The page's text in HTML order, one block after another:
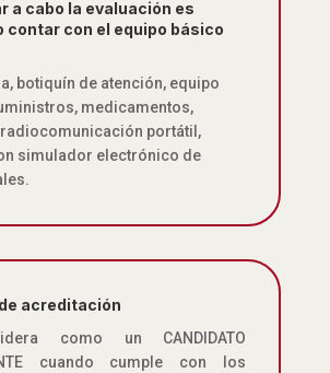
a cabo la evaluación es
contar con el equipo básico
botiquín de atención, equipo
medicamentos,
portátil,
simulador electrónico de
acreditación
como un CANDIDATO
cuando cumple con los